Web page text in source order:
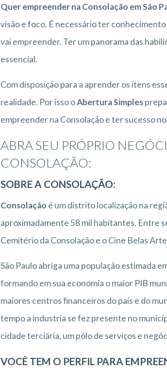
Quer empreender na Consolação em São
visão e foco. É necessário ter
vai empreender. Ter um panorama das
essencial.
Com disposição para a aprender os itens
realidade. Por isso oAbertura Simples
empreender na Consolação e ter sucesso
ABRA SEU PRÓPRIO
CONSOLAÇÃO:
SOBRE A CONSOLAÇÃO:
Consolação é um distrito localização na
aproximadamente 58 mil habitantes. Entre
Cemitério da Consolação e o Cine Belas
São Paulo abriga uma população estimada
formando em sua economia o maior PIB
maiores centros financeiros do país e do
tempo a industria se fez presente no
cidade terciária, um pólo de serviços e
VOCÊ TEM O PERFIL PARA